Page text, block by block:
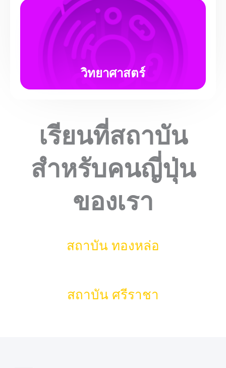
วิทยาศาสตร์
เรียนที่สถาบัน
สำหรับคนญี่ปุ่น
ของเรา
สถาบัน ทองหล่อ
สถาบัน ศรีราชา